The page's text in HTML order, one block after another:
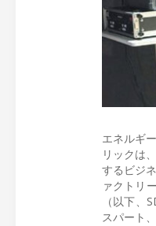
エネルギ
リックは
するビジ
ァクトリ
（以下
スパート